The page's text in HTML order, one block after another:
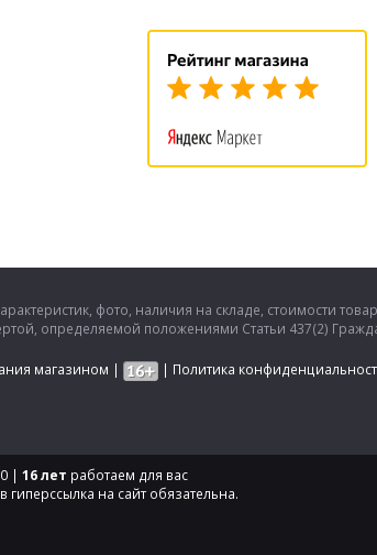
фото, наличия на складе, стоимости
определяемой положениями Статьи 437(2)
магазином | | Политика
| 16 лет работаем для вас
на сайт обязательна.